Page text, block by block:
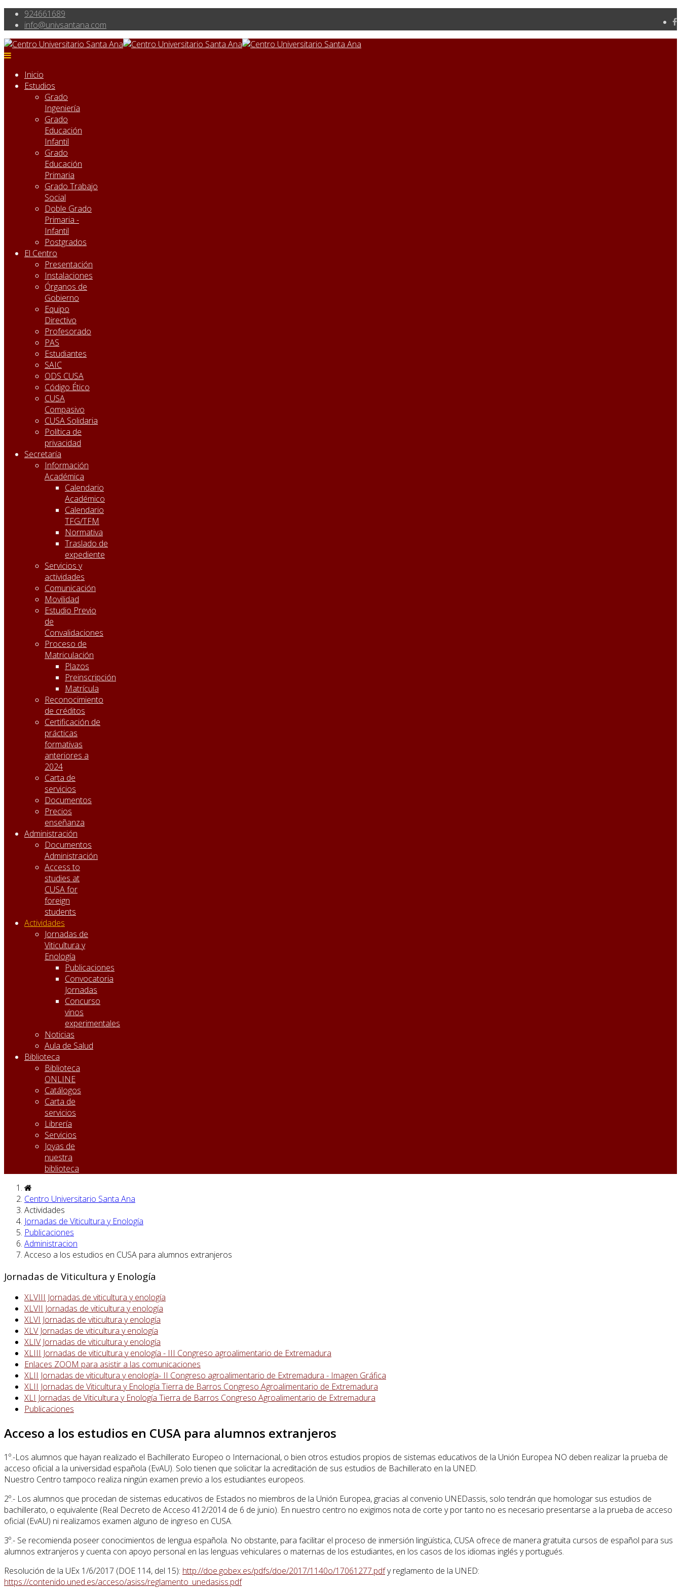
924661689
info@univsantana.com
Inicio
Estudios
Grado
Ingeniería
Grado
Educación
Infantil
Grado
Educación
Primaria
Grado Trabajo
Social
Doble Grado
Primaria -
Infantil
Postgrados
El Centro
Presentación
Instalaciones
Órganos de
Gobierno
Equipo
Directivo
Profesorado
PAS
Estudiantes
SAIC
ODS CUSA
Código Ético
CUSA
Compasivo
CUSA Solidaria
Política de
privacidad
Secretaría
Información
Académica
Calendario
Académico
Calendario
TFG/TFM
Normativa
Traslado de
expediente
Servicios y
actividades
Comunicación
Movilidad
Estudio Previo
de
Convalidaciones
Proceso de
Matriculación
Plazos
Preinscripción
Matrícula
Reconocimiento
de créditos
Certificación de
prácticas
formativas
anteriores a
2024
Carta de
servicios
Documentos
Precios
enseñanza
Administración
Documentos
Administración
Access to
studies at
CUSA for
foreign
students
Actividades
Jornadas de
Viticultura y
Enología
Publicaciones
Convocatoria
Jornadas
Concurso
vinos
experimentales
Noticias
Aula de Salud
Biblioteca
Biblioteca
ONLINE
Catálogos
Carta de
servicios
Librería
Servicios
Joyas de
nuestra
biblioteca
Centro Universitario Santa Ana
Actividades
Jornadas de Viticultura y Enología
Publicaciones
Administracion
Acceso a los estudios en CUSA para alumnos extranjeros
Jornadas de Viticultura y Enología
XLVIII Jornadas de viticultura y enología
XLVII Jornadas de viticultura y enología
XLVI Jornadas de viticultura y enología
XLV Jornadas de viticultura y enología
XLIV Jornadas de viticultura y enología
XLIII Jornadas de viticultura y enología - III Congreso agroalimentario de Extremadura
Enlaces ZOOM para asistir a las comunicaciones
XLII Jornadas de viticultura y enología- II Congreso agroalimentario de Extremadura - Imagen Gráfica
XLII Jornadas de Viticultura y Enología Tierra de Barros Congreso Agroalimentario de Extremadura
XLI Jornadas de Viticultura y Enología Tierra de Barros Congreso Agroalimentario de Extremadura
Publicaciones
Acceso a los estudios en CUSA para alumnos extranjeros
1º.-Los alumnos que hayan realizado el Bachillerato Europeo o Internacional, o bien otros estudios propios de sistemas educativos de la Unión Europea NO deben realizar la prueba de
acceso oficial a la universidad española (EvAU). Solo tienen que solicitar la acreditación de sus estudios de Bachillerato en la UNED.
Nuestro Centro tampoco realiza ningún examen previo a los estudiantes europeos.
2º.- Los alumnos que procedan de sistemas educativos de Estados no miembros de la Unión Europea, gracias al convenio UNEDassis, solo tendrán que homologar sus estudios de
bachillerato, o equivalente (Real Decreto de Acceso 412/2014 de 6 de junio). En nuestro centro no exigimos nota de corte y por tanto no es necesario presentarse a la prueba de acceso
oficial (EvAU) ni realizamos examen alguno de ingreso en CUSA.
3º.- Se recomienda poseer conocimientos de lengua española. No obstante, para facilitar el proceso de inmersión lingüística, CUSA ofrece de manera gratuita cursos de español para sus
alumnos extranjeros y cuenta con apoyo personal en las lenguas vehiculares o maternas de los estudiantes, en los casos de los idiomas inglés y portugués.
Resolución de la UEx 1/6/2017 (DOE 114, del 15): http://doe.gobex.es/pdfs/doe/2017/1140o/17061277.pdfy reglamento de la UNED:
https://contenido.uned.es/acceso/asiss/reglamento_unedasiss.pdf